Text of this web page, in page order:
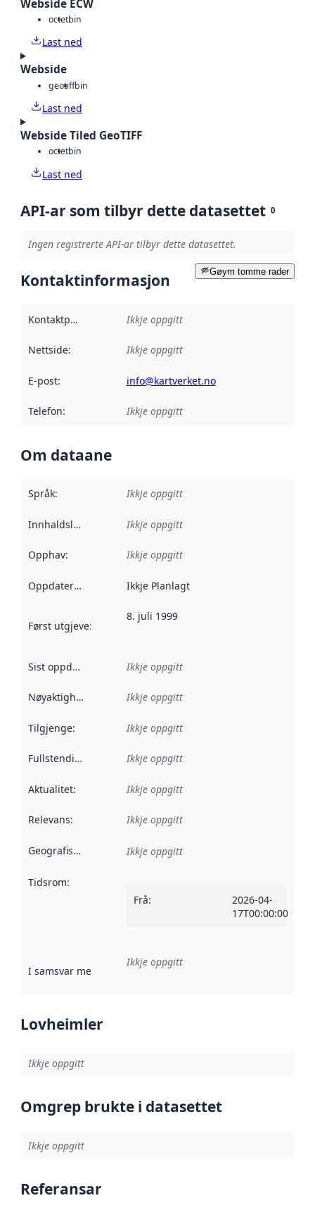
Webside ECW
octetbin
Last ned
Webside
geotiffbin
Last ned
Webside Tiled GeoTIFF
octetbin
Last ned
API-ar som tilbyr dette datasettet 0
Ingen registrerte API-ar tilbyr dette datasettet.
Gøym tomme rader
Kontaktinformasjon
Kontaktpunkt Ikkje oppgitt
Nettside: Ikkje oppgitt
E-post: info@kartverket.no
Telefon: Ikkje oppgitt
Om dataane
Språk: Ikkje oppgitt
Innhaldsleverandørar :
Ikkje oppgitt
Opphav: Ikkje oppgitt
Oppdateringsfrekvens :
Ikkje Planlagt
Først utgjeve: Denne datoen seier når dataa i dette
8. juli 1999
Sist oppdatert Ikkje oppgitt
Nøyaktigheit Ikkje oppgitt
Tilgjenge: Ikkje oppgitt
Fullstendigheit Ikkje oppgitt
Aktualitet: Ikkje oppgitt
Relevans: Ikkje oppgitt
Geografisk område Ikkje oppgitt
Tidsrom:
Frå:
2026-04-
17T00:00:00Z
I samsvar med Referanse til ei implementeringsregel eller
Ikkje oppgitt
Lovheimler
Ikkje oppgitt
Omgrep brukte i datasettet
Ikkje oppgitt
Referansar